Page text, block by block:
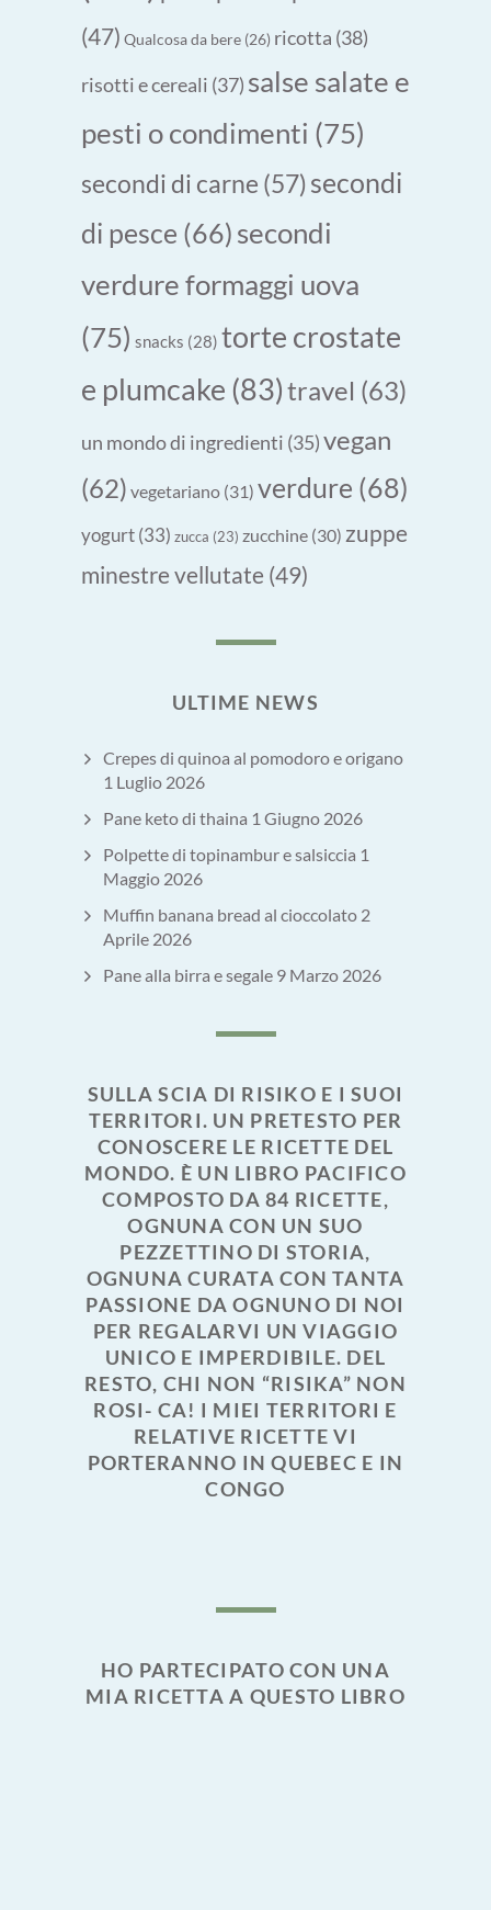
(47) Qualcosa da bere (26) ricotta (38)
risotti e cereali (37) salse salate e
pesti o condimenti (75)
secondi di carne (57)secondi
di pesce (66) secondi
verdure formaggi uova
(75) snacks (28) torte crostate
e plumcake (83)travel (63)
un mondo di ingredienti (35)vegan
(62) vegetariano (31) verdure (68)
yogurt(33) zucca (23) zucchine (30) zuppe
minestre vellutate (49)
ULTIME NEWS
Crepes di quinoa al pomodoro e origano
1 Luglio 2026
Pane keto di thaina 1 Giugno 2026
Polpette di topinambur e salsiccia 1
Maggio 2026
Muffin banana bread al cioccolato 2
Aprile 2026
Pane alla birra e segale 9 Marzo 2026
SULLA SCIA DI RISIKO E I SUOI
TERRITORI. UN PRETESTO PER
CONOSCERE LE RICETTE DEL
MONDO. È UN LIBRO PACIFICO
COMPOSTO DA 84 RICETTE,
OGNUNA CON UN SUO
PEZZETTINO DI STORIA,
OGNUNA CURATA CON TANTA
PASSIONE DA OGNUNO DI NOI
PER REGALARVI UN VIAGGIO
UNICO E IMPERDIBILE. DEL
RESTO, CHI NON “RISIKA” NON
ROSI- CA! I MIEI TERRITORI E
RELATIVE RICETTE VI
PORTERANNO IN QUEBEC E IN
CONGO
HO PARTECIPATO CON UNA
MIA RICETTA A QUESTO LIBRO